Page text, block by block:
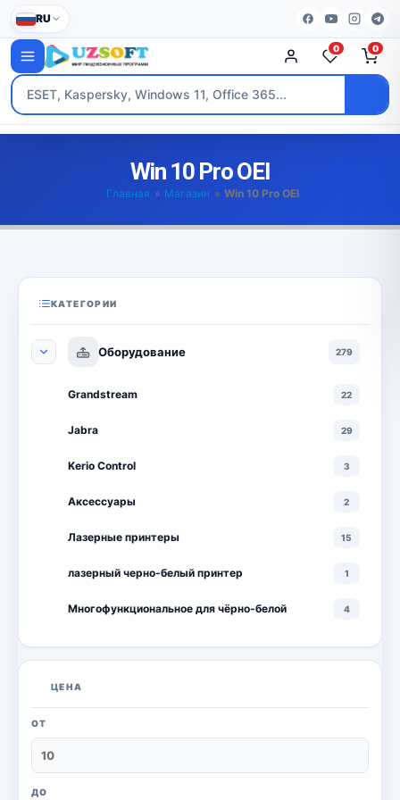
RU
0 0
Win 10 Pro OEI
Главная » Магазин » Win 10 Pro OEI
КАТЕГОРИИ
Оборудование 279
Grandstream 22
Jabra 29
Kerio Control 3
Аксессуары 2
Лазерные принтеры 15
лазерный черно-белый принтер 1
Многофункциональное для чёрно-белой 4
Многофункциональные лазерные принтеры 18
принтеры
ЦЕНА
ОТ
ДО